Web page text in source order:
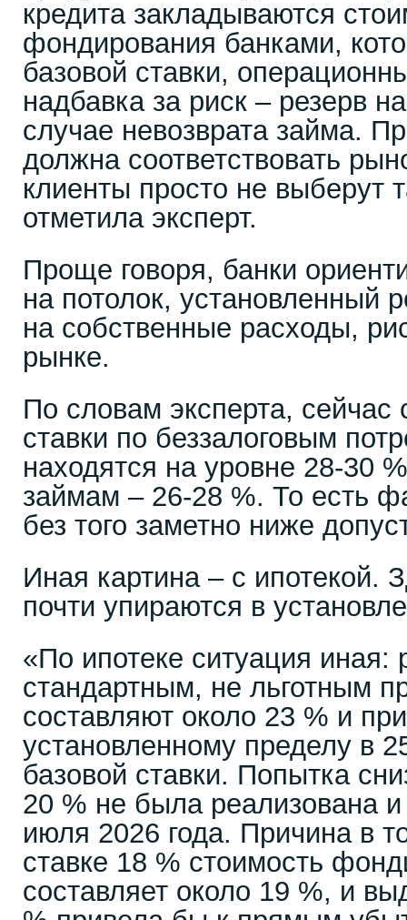
кредита закладываются
фондирования банками,
базовой ставки,
надбавка за риск – резерв
случае невозврата займа.
должна соответствовать
клиенты просто не выберут
отметила эксперт.
Проще говоря, банки
на потолок, установленный
на собственные расходы,
рынке.
По словам эксперта,
ставки по беззалоговым
находятся на уровне 28-30
займам – 26-28 %. То есть
без того заметно ниже
Иная картина – с ипотекой.
почти упираются в
«По ипотеке ситуация иная:
стандартным, не льготным
составляют около 23 % и
установленному пределу в
базовой ставки. Попытка
20 % не была реализована
июля 2026 года. Причина в
ставке 18 % стоимость
составляет около 19 %, и